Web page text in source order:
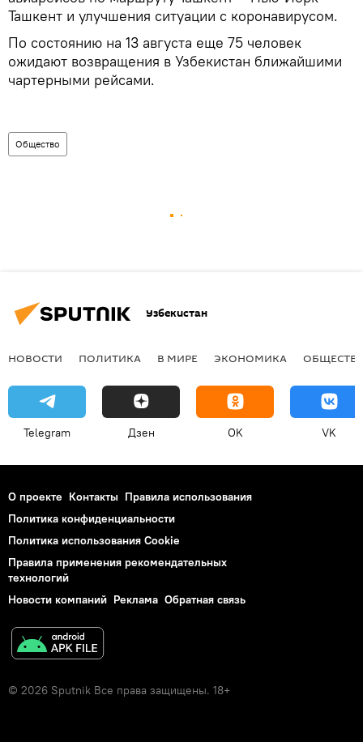
Ташкент и улучшения ситуации с коронавирусом.
По состоянию на 13 августа еще 75 человек
ожидают возвращения в Узбекистан ближайшими
чартерными рейсами.
Общество
Узбекистан
НОВОСТИ ПОЛИТИКА В МИРЕ ЭКОНОМИКА
Telegram Дзен OK VK
О проекте Контакты Правила использования
Политика конфиденциальности
Политика использования Cookie
Правила применения рекомендательных
технологий
Новости компаний Реклама Обратная связь
© 2026 Sputnik Все права защищены. 18+